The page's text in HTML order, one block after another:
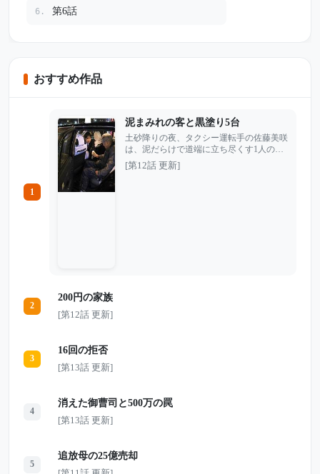
6. 第6話
おすすめ作品
1
泥まみれの客と黒塗り5台
土砂降りの夜、タクシー運転手の佐藤美咲
は、泥だらけで道端に立ち尽くす1人の老
人を見つけた。 他のタクシーは、車が汚
れることを嫌って次々と通り過ぎていく。
[第12話 更新]
2
200円の家族
[第12話 更新]
3
16回の拒否
[第13話 更新]
4
消えた御曹司と500万の罠
[第13話 更新]
5
追放母の25億売却